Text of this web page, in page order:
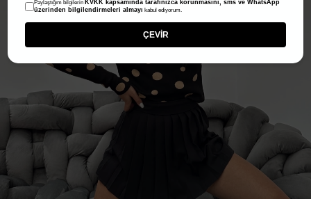
Paylaştığım bilgilerin KVKK kapsamında tarafınızca korunmasını, sms ve WhatsApp
üzerinden bilgilendirmeleri almayı kabul ediyorum.
ÇEVİR